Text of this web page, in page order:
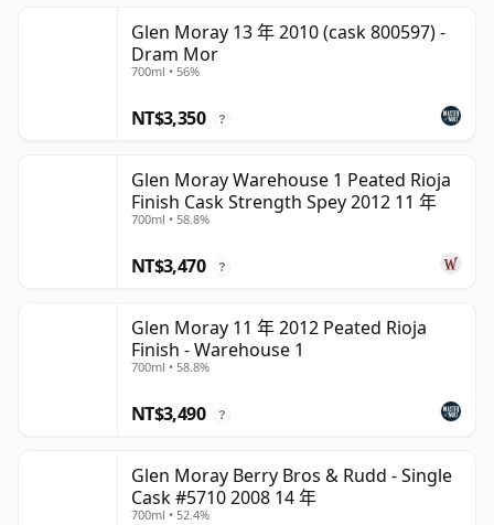
Glen Moray 13 年 2010 (cask 800597) -
Dram Mor
700ml • 56%
NT$3,350 ?
Glen Moray Warehouse 1 Peated Rioja
Finish Cask Strength Spey 2012 11 年
700ml • 58.8%
NT$3,470 ?
Glen Moray 11 年 2012 Peated Rioja
Finish - Warehouse 1
700ml • 58.8%
NT$3,490 ?
Glen Moray Berry Bros & Rudd - Single
Cask #5710 2008 14 年
700ml • 52.4%